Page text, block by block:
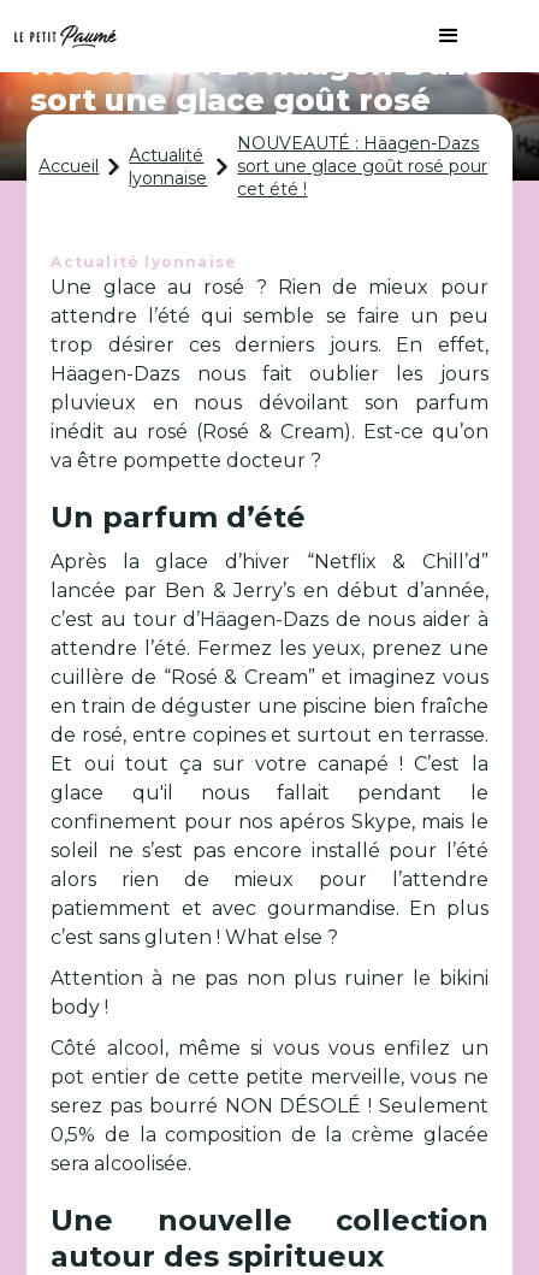
NOUVEAUTÉ : Häagen-Dazs
sort une glace goût rosé
pour cet été !
Accueil
Actualité
lyonnaise
NOUVEAUTÉ : Häagen-Dazs
sort une glace goût rosé pour
cet été !
Actualité lyonnaise
Une glace au rosé ? Rien de mieux pour
attendre l’été qui semble se faire un peu
trop désirer ces derniers jours. En effet,
Häagen-Dazs nous fait oublier les jours
pluvieux en nous dévoilant son parfum
inédit au rosé (Rosé & Cream). Est-ce qu’on
va être pompette docteur ?
Un parfum d’été
Après la glace d’hiver “Netflix & Chill’d”
lancée par Ben & Jerry’s en début d’année,
c’est au tour d’Häagen-Dazs de nous aider à
attendre l’été. Fermez les yeux, prenez une
cuillère de “Rosé & Cream” et imaginez vous
en train de déguster une piscine bien fraîche
de rosé, entre copines et surtout en terrasse.
Et oui tout ça sur votre canapé ! C’est la
glace qu'il nous fallait pendant le
confinement pour nos apéros Skype, mais le
soleil ne s’est pas encore installé pour l’été
alors rien de mieux pour l’attendre
patiemment et avec gourmandise. En plus
c’est sans gluten ! What else ?
Attention à ne pas non plus ruiner le bikini
body !
Côté alcool, même si vous vous enfilez un
pot entier de cette petite merveille, vous ne
serez pas bourré NON DÉSOLÉ ! Seulement
0,5% de la composition de la crème glacée
sera alcoolisée.
Une nouvelle collection
autour des spiritueux